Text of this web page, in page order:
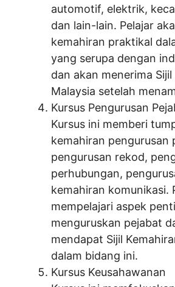
automotif, elektrik,
dan lain-lain. Pelajar
kemahiran praktikal
yang serupa dengan
dan akan menerima Sijil
Malaysia setelah
Kursus Pengurusan
Kursus ini memberi
kemahiran pengurusan
pengurusan rekod,
perhubungan,
kemahiran komunikasi.
mempelajari aspek
menguruskan pejabat
mendapat Sijil
dalam bidang ini.
Kursus Keusahawanan